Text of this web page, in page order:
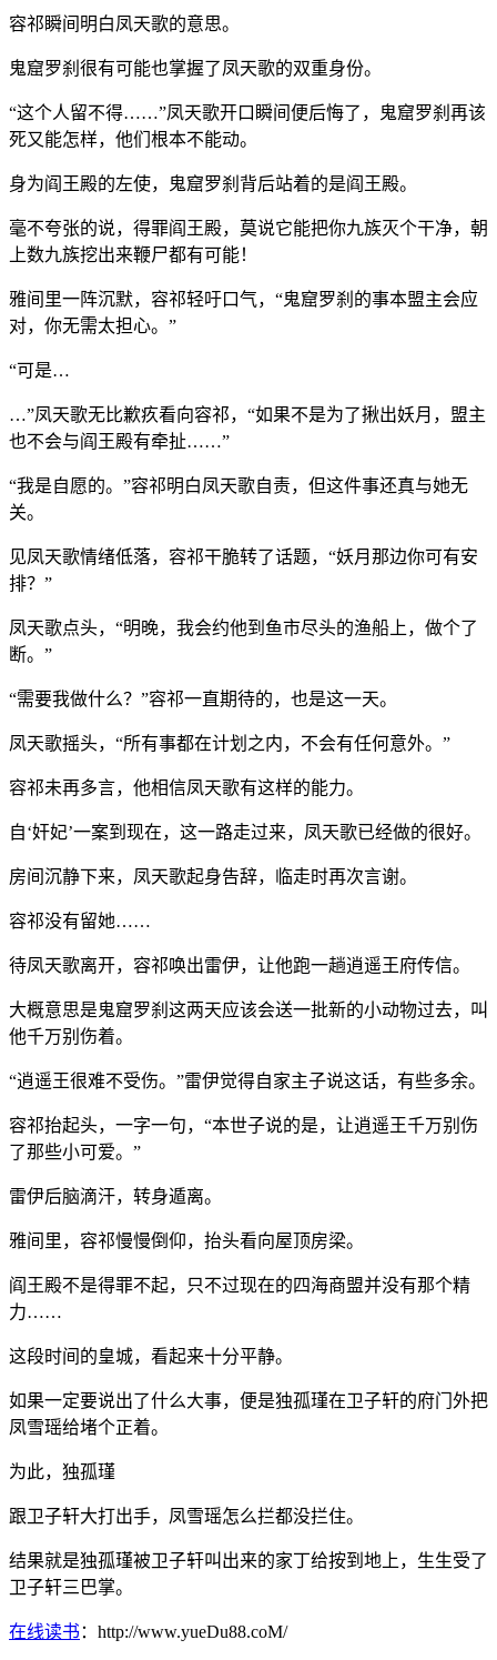
容祁瞬间明白凤天歌的意思。
鬼窟罗刹很有可能也掌握了凤天歌的双重身份。
“这个人留不得……”凤天歌开口瞬间便后悔了，鬼窟罗刹再该
死又能怎样，他们根本不能动。
身为阎王殿的左使，鬼窟罗刹背后站着的是阎王殿。
毫不夸张的说，得罪阎王殿，莫说它能把你九族灭个干净，朝
上数九族挖出来鞭尸都有可能！
雅间里一阵沉默，容祁轻吁口气，“鬼窟罗刹的事本盟主会应
对，你无需太担心。”
“可是…
…”凤天歌无比歉疚看向容祁，“如果不是为了揪出妖月，盟主
也不会与阎王殿有牵扯……”
“我是自愿的。”容祁明白凤天歌自责，但这件事还真与她无
关。
见凤天歌情绪低落，容祁干脆转了话题，“妖月那边你可有安
排？”
凤天歌点头，“明晚，我会约他到鱼市尽头的渔船上，做个了
断。”
“需要我做什么？”容祁一直期待的，也是这一天。
凤天歌摇头，“所有事都在计划之内，不会有任何意外。”
容祁未再多言，他相信凤天歌有这样的能力。
自‘奸妃’一案到现在，这一路走过来，凤天歌已经做的很好。
房间沉静下来，凤天歌起身告辞，临走时再次言谢。
容祁没有留她……
待凤天歌离开，容祁唤出雷伊，让他跑一趟逍遥王府传信。
大概意思是鬼窟罗刹这两天应该会送一批新的小动物过去，叫
他千万别伤着。
“逍遥王很难不受伤。”雷伊觉得自家主子说这话，有些多余。
容祁抬起头，一字一句，“本世子说的是，让逍遥王千万别伤
了那些小可爱。”
雷伊后脑滴汗，转身遁离。
雅间里，容祁慢慢倒仰，抬头看向屋顶房梁。
阎王殿不是得罪不起，只不过现在的四海商盟并没有那个精
力……
这段时间的皇城，看起来十分平静。
如果一定要说出了什么大事，便是独孤瑾在卫子轩的府门外把
凤雪瑶给堵个正着。
为此，独孤瑾
跟卫子轩大打出手，凤雪瑶怎么拦都没拦住。
结果就是独孤瑾被卫子轩叫出来的家丁给按到地上，生生受了
卫子轩三巴掌。
在线读书 ：http://www.yueDu88.coM/